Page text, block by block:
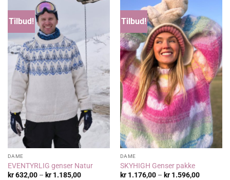
Tilbud!
DAME
EVENTYRLIG genser Natur
kr632,00 – kr1.185,00Prisområde:
Tilbud!
DAME
SKYHIGH Genser pakke
kr1.176,00 – kr1.596,00